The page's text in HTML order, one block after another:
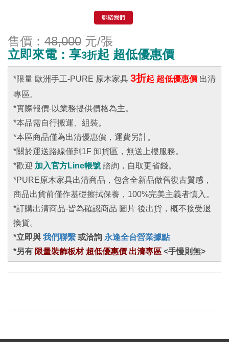
售價： 48,000 元/張
立即來電：享3折起 超低優惠價
*限量 歐洲手工-PURE 原木家具 3折起 超低優惠價 出清
專區。
*實際報價-以業務提供價格為主。
*本品需自行搬運、組裝。
*本區商品僅為出清優惠價，運費另計。
*關於運送路線僅到1F 卸貨區，無送上樓服務。
*歡迎 加入官方Line帳號 諮詢，自取更省錢。
*PURE原木家具出清商品，包含全新品做舊復古質感，
商品出貨前僅作基礎擦拭保養，100%完美主義者慎入。
*訂購出清商品-皆為確認商品 圖片 後出貨，概不接受退
換貨。
*立即與 我們聯繫 或洽詢 永逢全台營業據點
*另有 限量裝飾板材 超低優惠價 出清專區 <手慢則無>